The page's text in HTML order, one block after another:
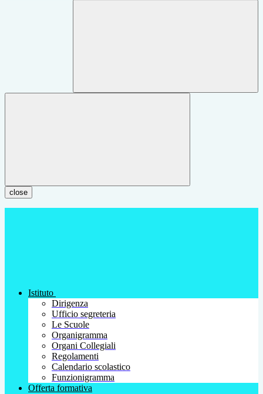
close
Istituto
Dirigenza
Ufficio segreteria
Le Scuole
Organigramma
Organi Collegiali
Regolamenti
Calendario scolastico
Funzionigramma
Offerta formativa